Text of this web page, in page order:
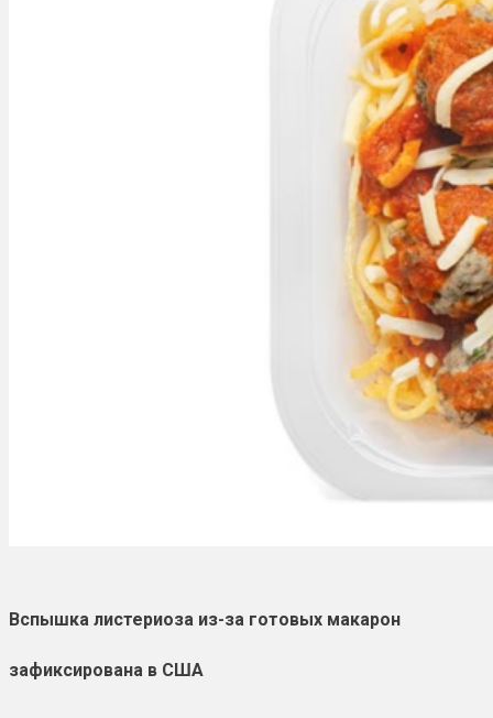
Вспышка листериоза из-за готовых макарон
зафиксирована в США